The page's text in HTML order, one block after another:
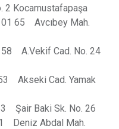
2 Kocamustafapaşa
65 Avcıbey Mah.
A.Vekif Cad. No. 24
Akseki Cad. Yamak
Şair Baki Sk. No. 26
Deniz Abdal Mah.